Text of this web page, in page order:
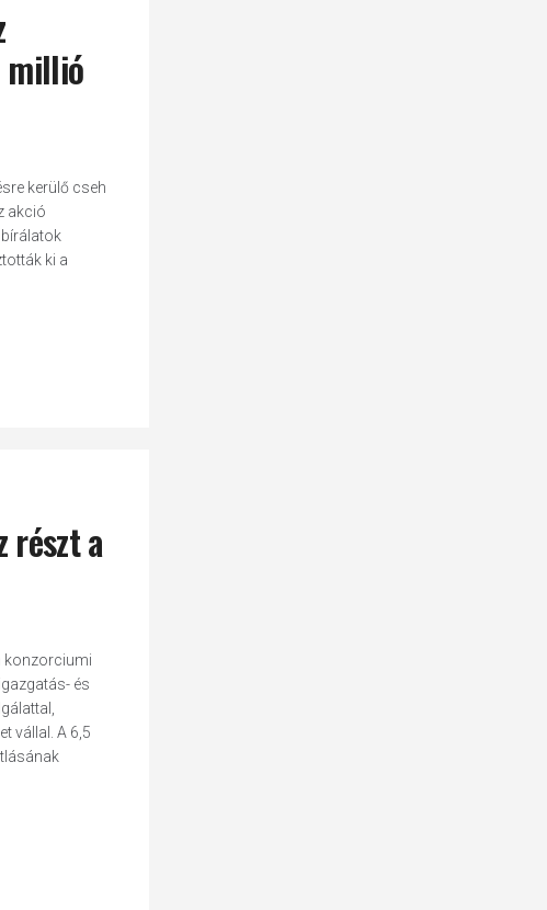
millió
kerülő cseh
akció
ki a
részt a
konzorciumi
és
vállal. A 6,5